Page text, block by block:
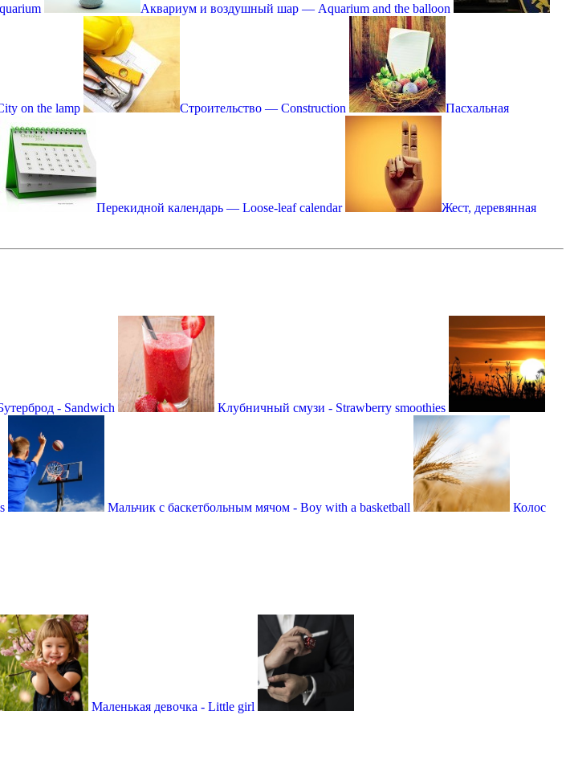
Аквариум и воздушный шар — Aquarium and the balloon
on the lamp Строительство — Сonstruction Пасхальная
Перекидной календарь — Loose-leaf calendar
Жест, деревянная
- Sandwich Клубничный смузи - Strawberry smoothies
Мальчик с баскетбольным мячом - Boy with a basketball Колос
Маленькая девочка - Little girl